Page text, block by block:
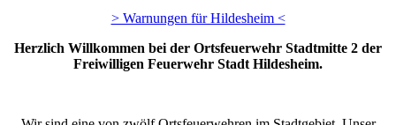
> Warnungen für Hildesheim <
Herzlich Willkommen bei der Ortsfeuerwehr Stadtmitte 2 der
Freiwilligen Feuerwehr Stadt Hildesheim.